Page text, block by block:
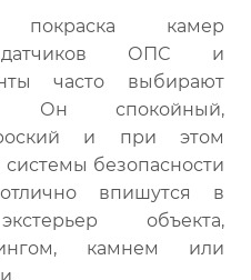
покраска камер
датчиков ОПС и
часто выбирают
Он спокойный,
и при этом
безопасности
впишутся в
объекта,
камнем или